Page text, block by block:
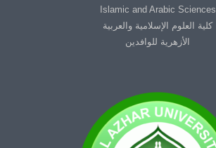
Islamic and Arabic Sciences
كلية العلوم الإسلامية والعربية
الأزهرية للوافدين